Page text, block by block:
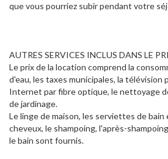
que vous pourriez subir pendant votre
AUTRES SERVICES INCLUS DANS LE
Le prix de la location comprend la
d'eau, les taxes municipales, la télévision
Internet par fibre optique, le nettoyage
de jardinage.
Le linge de maison, les serviettes de bain
cheveux, le shampoing, l'après-
le bain sont fournis.